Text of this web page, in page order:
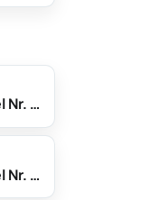
Firstlüfterziegel Nr. 17 LÜ
Firstlüfterziegel Nr. 19 LÜ mit Nase